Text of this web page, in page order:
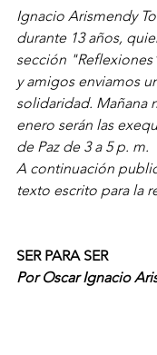
Ignacio Arismendy
durante 13 años,
sección
y amigos enviamos
solidaridad. Mañana
enero serán las
de Paz de 3 a 5 p. m.
A continuación
texto escrito para la
SER PARA SER
Por Oscar Ignacio